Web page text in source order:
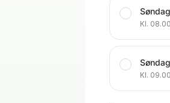
Søndag
Kl.
Søndag
Kl.